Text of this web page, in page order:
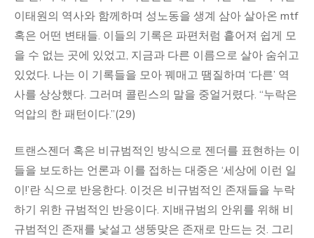
이태원의 역사와 함께하며 성노동을 생계 삼아 살아온 mtf
혹은 어떤 변태들. 이들의 기록은 파편처럼 흩어져 쉽게 모
을 수 없는 곳에 있었고, 지금과 다른 이름으로 살아 숨쉬고
있었다. 나는 이 기록들을 모아 꿰매고 땜질하며 ‘다른’ 역
사를 상상했다. 그러며 콜린스의 말을 중얼거렸다. “누락은
억압의 한 패턴이다.”(29)
트랜스젠더 혹은 비규범적인 방식으로 젠더를 표현하는 이
들을 보도하는 언론과 이를 접하는 대중은 ‘세상에 이런 일
이!’란 식으로 반응한다. 이것은 비규범적인 존재들을 누락
하기 위한 규범적인 반응이다. 지배규범의 안위를 위해 비
규범적인 존재를 낯설고 생뚱맞은 존재로 만드는 것. 그리